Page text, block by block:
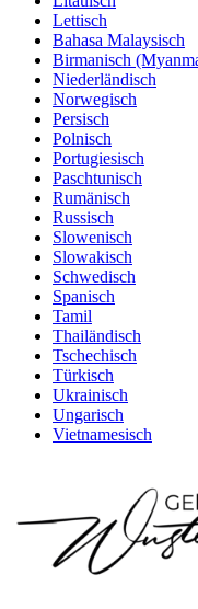
Lettisch
Bahasa Malaysisch
Birmanisch
Niederländisch
Norwegisch
Persisch
Polnisch
Portugiesisch
Paschtunisch
Rumänisch
Russisch
Slowenisch
Slowakisch
Schwedisch
Spanisch
Tamil
Thailändisch
Tschechisch
Türkisch
Ukrainisch
Ungarisch
Vietnamesisch